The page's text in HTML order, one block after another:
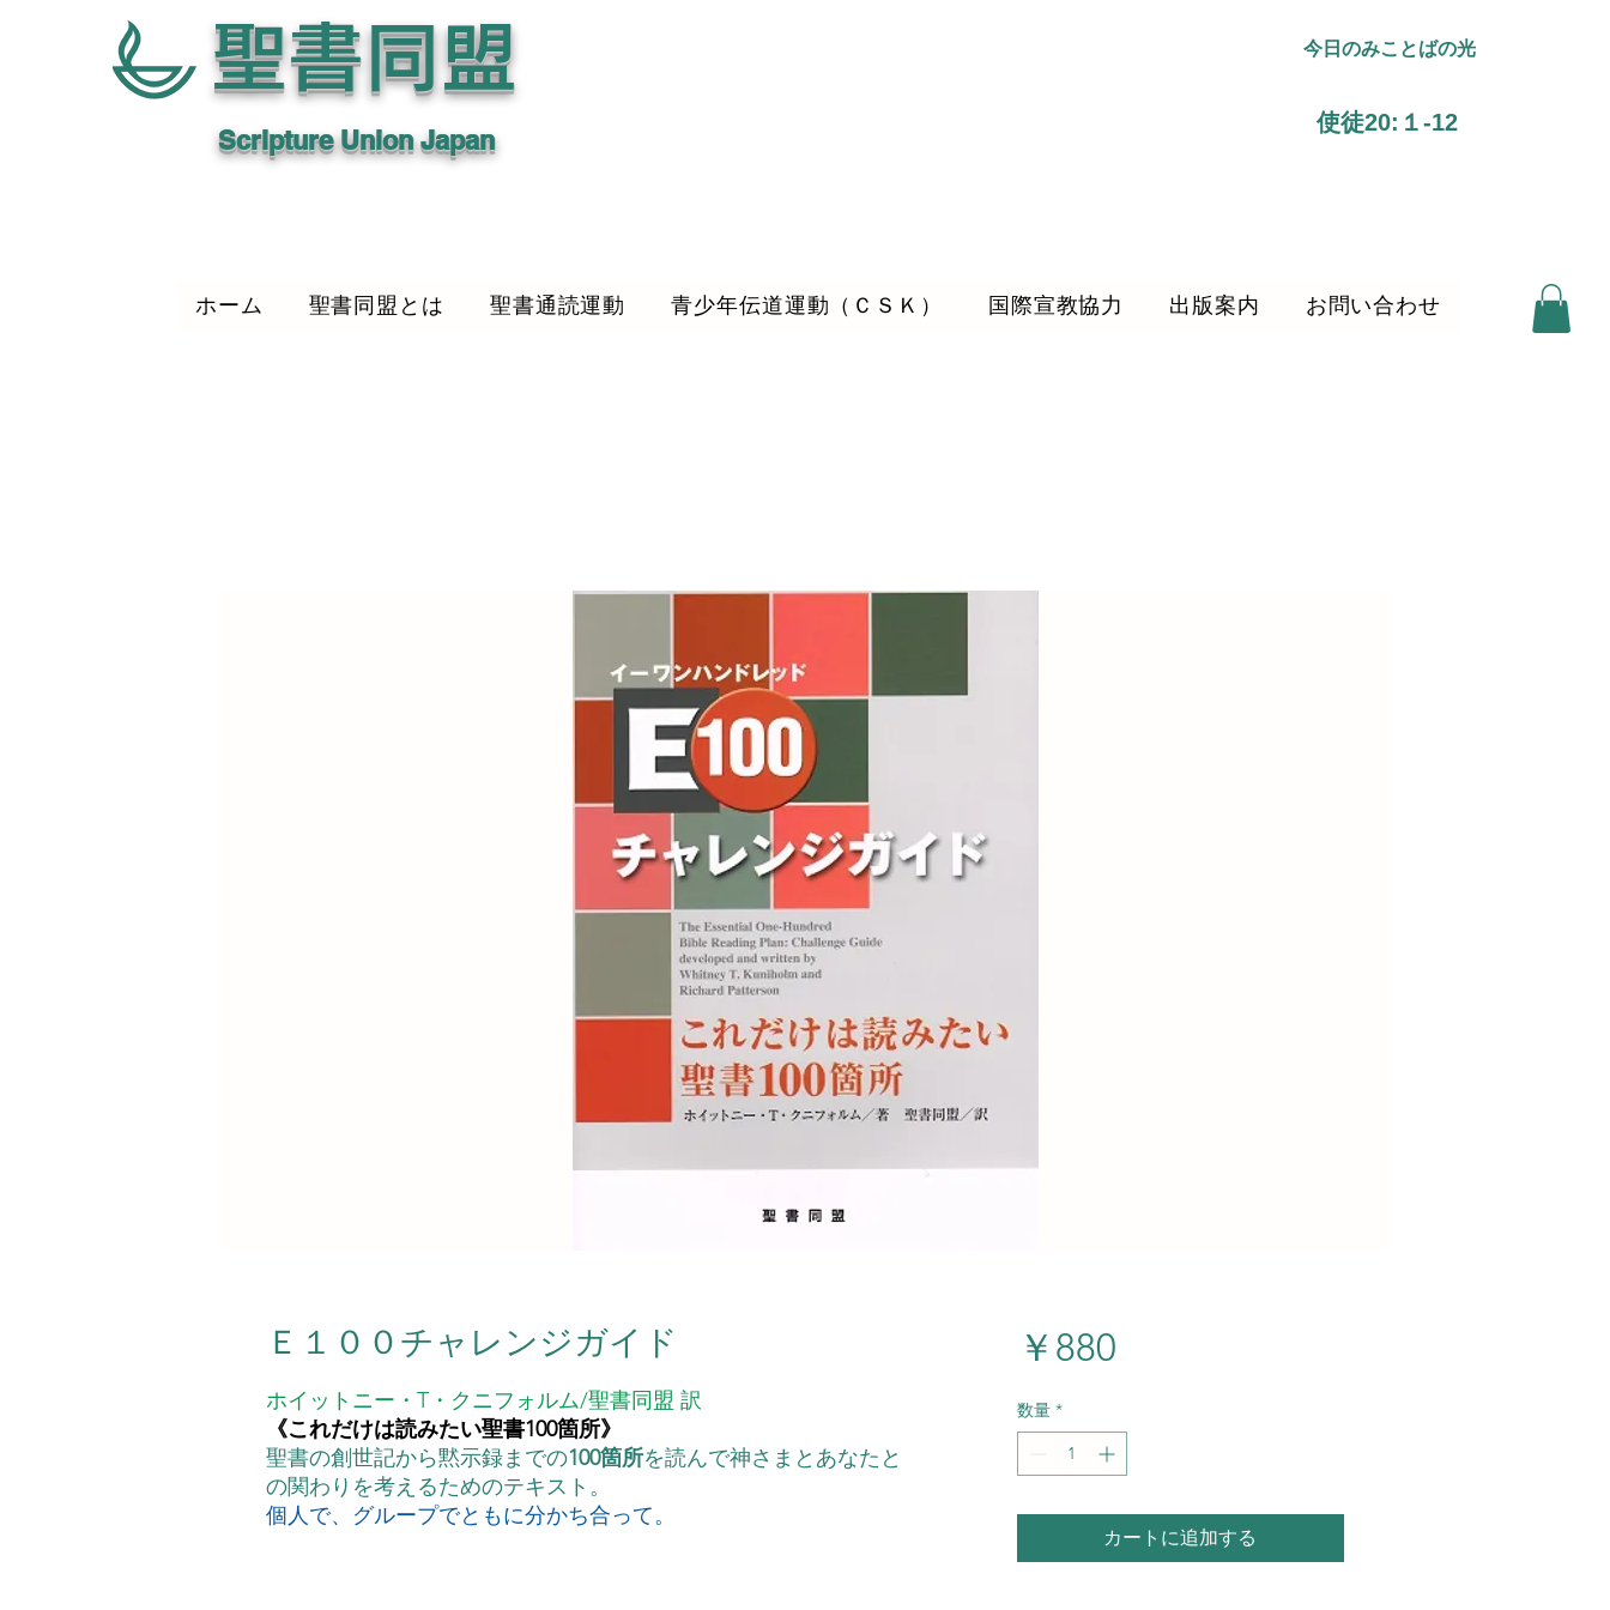
聖書同盟
Scripture Union Japan
今日のみことばの光
使徒20:１-12
ホーム 聖書同盟とは 聖書通読運動 青少年伝道運動（ＣＳＫ） 国際宣教協力 出版案内 お問い合わせ
Ｅ１００チャレンジガイド
ホイットニー・T・クニフォルム/聖書同盟 訳
《これだけは読みたい聖書100箇所》
聖書の創世記から黙示録までの100箇所を読んで神さまとあなたと
の関わりを考えるためのテキスト。
個人で、グループでともに分かち合って。
￥880価
数量 *
カートに追加する